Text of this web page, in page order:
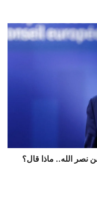
نصر الله.. ماذا قال؟